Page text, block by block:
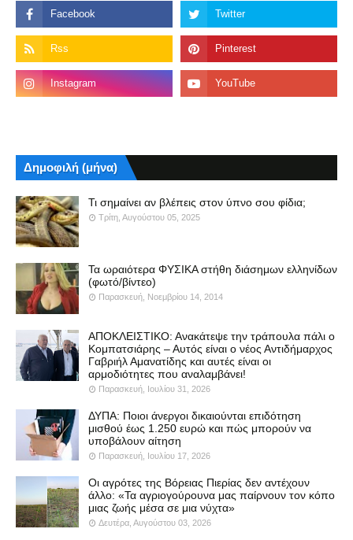
Δημοφιλή (μήνα)
Τι σημαίνει αν βλέπεις στον ύπνο σου φίδια;
Τρίτη, Αυγούστου 05, 2025
Τα ωραιότερα ΦΥΣΙΚΑ στήθη διάσημων ελληνίδων
(φωτό/βίντεο)
Παρασκευή, Νοεμβρίου 14, 2014
ΑΠΟΚΛΕΙΣΤΙΚΟ: Ανακάτεψε την τράπουλα πάλι ο
Κομπατσιάρης – Αυτός είναι ο νέος Αντιδήμαρχος
Γαβριήλ Αμανατίδης και αυτές είναι οι
αρμοδιότητες που αναλαμβάνει!
Παρασκευή, Ιουλίου 31, 2026
ΔΥΠΑ: Ποιοι άνεργοι δικαιούνται επιδότηση
μισθού έως 1.250 ευρώ και πώς μπορούν να
υποβάλουν αίτηση
Παρασκευή, Ιουλίου 17, 2026
Οι αγρότες της Βόρειας Πιερίας δεν αντέχουν
άλλο: «Τα αγριογούρουνα μας παίρνουν τον κόπο
μιας ζωής μέσα σε μια νύχτα»
Δευτέρα, Αυγούστου 03, 2026